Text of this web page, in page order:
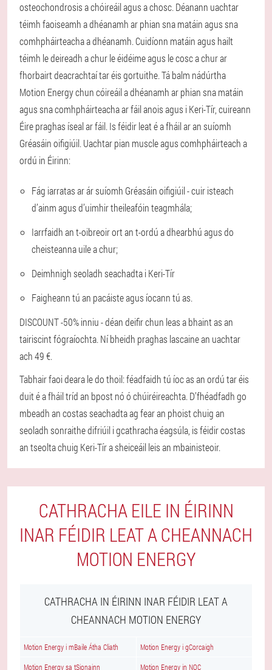
osteochondrosis a chóireáil agus a chosc. Déanann uachtar
téimh faoiseamh a dhéanamh ar phian sna matáin agus sna
comhpháirteacha a dhéanamh. Cuidíonn matáin agus hailt
téimh le deireadh a chur le éidéime agus le cosc a chur ar
fhorbairt deacrachtaí tar éis gortuithe. Tá balm nádúrtha
Motion Energy chun cóireáil a dhéanamh ar phian sna matáin
agus sna comhpháirteacha ar fáil anois agus i Keri-Tír, cuireann
Éire praghas íseal ar fáil. Is féidir leat é a fháil ar an suíomh
Gréasáin oifigiúil. Uachtar pian muscle agus comhpháirteach a
ordú in Éirinn:
Fág iarratas ar ár suíomh Gréasáin oifigiúil - cuir isteach
d’ainm agus d’uimhir theileafóin teagmhála;
Iarrfaidh an t-oibreoir ort an t-ordú a dhearbhú agus do
cheisteanna uile a chur;
Deimhnigh seoladh seachadta i Keri-Tír
Faigheann tú an pacáiste agus íocann tú as.
DISCOUNT -50% inniu - déan deifir chun leas a bhaint as an
tairiscint fógraíochta. Ní bheidh praghas lascaine an uachtar
ach 49 €.
Tabhair faoi deara le do thoil: féadfaidh tú íoc as an ordú tar éis
duit é a fháil tríd an bpost nó ó chúiréireachta. D’fhéadfadh go
mbeadh an costas seachadta ag fear an phoist chuig an
seoladh sonraithe difriúil i gcathracha éagsúla, is féidir costas
an tseolta chuig Keri-Tír a sheiceáil leis an mbainisteoir.
CATHRACHA EILE IN ÉIRINN
INAR FÉIDIR LEAT A CHEANNACH
MOTION ENERGY
CATHRACHA IN ÉIRINN INAR FÉIDIR LEAT A
CHEANNACH MOTION ENERGY
Motion Energy i mBaile Átha Cliath Motion Energy i gCorcaigh
Motion Energy sa tSionainn Motion Energy in NOC